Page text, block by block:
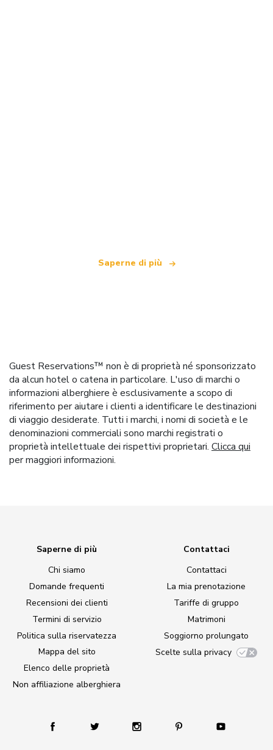
Saperne di più
Guest Reservations™ non è di proprietà né sponsorizzato
da alcun hotel o catena in particolare. L'uso di marchi o
informazioni alberghiere è esclusivamente a scopo di
riferimento per aiutare i clienti a identificare le destinazioni
di viaggio desiderate. Tutti i marchi, i nomi di società e le
denominazioni commerciali sono marchi registrati o
proprietà intellettuale dei rispettivi proprietari. Clicca qui
per maggiori informazioni.
Saperne di più
Chi siamo
Domande frequenti
Recensioni dei clienti
Termini di servizio
Politica sulla riservatezza
Mappa del sito
Elenco delle proprietà
Non affiliazione alberghiera
Contattaci
Contattaci
La mia prenotazione
Tariffe di gruppo
Matrimoni
Soggiorno prolungato
Scelte sulla privacy